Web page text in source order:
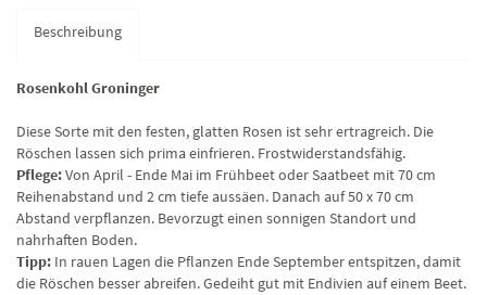
Beschreibung
Rosenkohl Groninger
Diese Sorte mit den festen, glatten Rosen ist sehr ertragreich. Die
Röschen lassen sich prima einfrieren. Frostwiderstandsfähig.
Pflege:Von April - Ende Mai im Frühbeet oder Saatbeet mit 70 cm
Reihenabstand und 2 cm tiefe aussäen. Danach auf 50 x 70 cm
Abstand verpflanzen. Bevorzugt einen sonnigen Standort und
nahrhaften Boden.
Tipp: In rauen Lagen die Pflanzen Ende September entspitzen, damit
die Röschen besser abreifen. Gedeiht gut mit Endivien auf einem Beet.